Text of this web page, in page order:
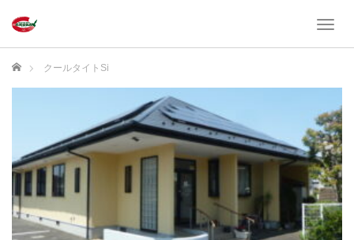
T
l
n
a
v
i
g
a
t
i
ホーム クールタイトSi